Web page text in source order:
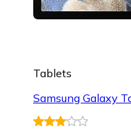
Tablets
Samsung Galaxy